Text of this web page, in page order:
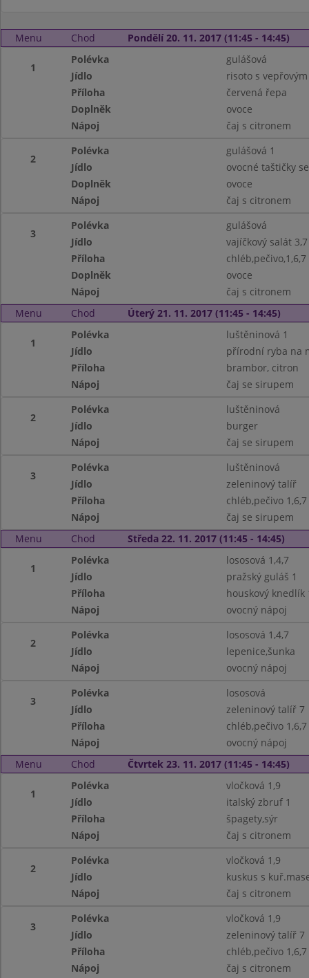
Menu Chod Pondělí 20. 11. 2017 (11:45 - 14:45)
1
Polévka
gulášová
Jídlo
risoto s
Příloha
červená řepa
Doplněk
ovoce
Nápoj
čaj s citronem
2
Polévka
gulášová 1
Jídlo
ovocné taštičky
Doplněk
ovoce
Nápoj
čaj s citronem
3
Polévka
gulášová
Jídlo
vajíčkový salát 3,7
Příloha
chléb,pečivo,1,6,7
Doplněk
ovoce
Nápoj
čaj s citronem
Menu
Chod Úterý 21. 11. 2017 (11:45 - 14:45)
1
Polévka
luštěninová 1
Jídlo
přírodní ryba na
Příloha
brambor, citron
Nápoj
čaj se sirupem
2
Polévka
luštěninová
Jídlo
burger
Nápoj
čaj se sirupem
3
Polévka
luštěninová
Jídlo
zeleninový talíř
Příloha
chléb,pečivo 1,6,7
Nápoj
čaj se sirupem
Menu
Chod Středa 22. 11. 2017 (11:45 - 14:45)
1
Polévka
lososová 1,4,7
Jídlo
pražský guláš 1
Příloha
houskový knedlík
Nápoj
ovocný nápoj
2
Polévka
lososová 1,4,7
Jídlo
lepenice,šunka
Nápoj
ovocný nápoj
3
Polévka
lososová
Jídlo
zeleninový talíř 7
Příloha
chléb,pečivo 1,6,7
Nápoj
ovocný nápoj
Menu
Chod Čtvrtek 23. 11. 2017 (11:45 - 14:45)
1
Polévka
vločková 1,9
Jídlo
italský zbruf 1
Příloha
špagety,sýr
Nápoj
čaj s citronem
2
Polévka
vločková 1,9
Jídlo
kuskus s
Nápoj
čaj s citronem
3
Polévka
vločková 1,9
Jídlo
zeleninový talíř 7
Příloha
chléb,pečivo 1,6,7
Nápoj
čaj s citronem